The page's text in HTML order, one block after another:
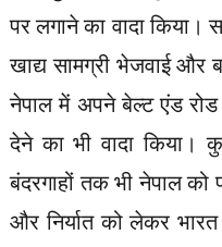
पर लगाने का वादा
खाद्य सामग्री भेजवाई और
नेपाल में अपने बेल्ट एंड रोड
देने का भी वादा किया।
बंदरगाहों तक भी नेपाल को
और निर्यात को लेकर